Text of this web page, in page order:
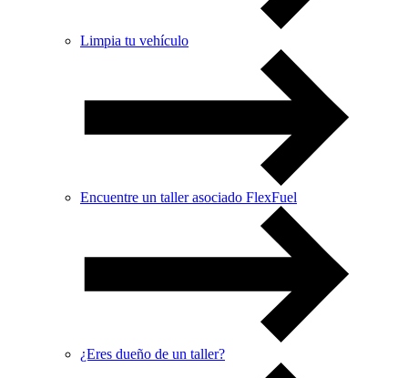
Limpia tu vehículo
Encuentre un taller asociado FlexFuel
¿Eres dueño de un taller?